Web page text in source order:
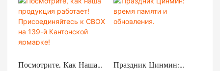
Посмотрите, Как Наша
Праздник Цинмин: